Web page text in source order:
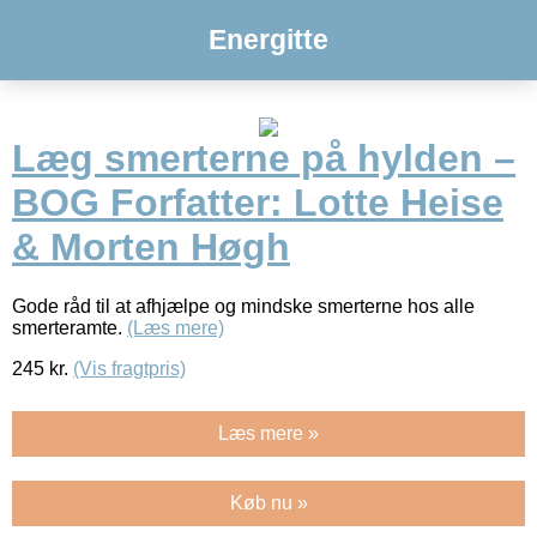
Energitte
Læg smerterne på hylden –
BOG Forfatter: Lotte Heise
& Morten Høgh
Gode råd til at afhjælpe og mindske smerterne hos alle
smerteramte. (Læs mere)
245 kr. (Vis fragtpris)
Læs mere »
Køb nu »